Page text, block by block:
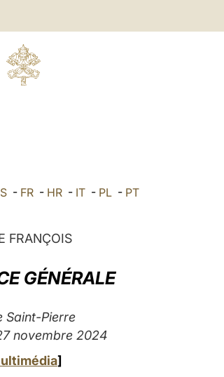
- FR- HR- IT- PL- PT
FRANÇOIS
GÉNÉRALE
Saint-Pierre
novembre 2024
]